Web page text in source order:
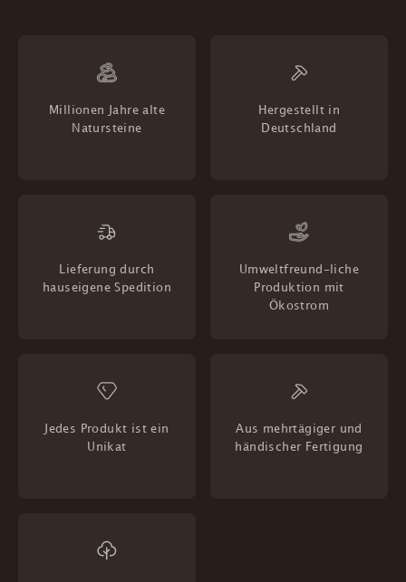
Millionen Jahre alte
Natursteine
Hergestellt in
Deutschland
Lieferung durch
hauseigene Spedition
Umweltfreund-liche
Produktion mit
Ökostrom
Jedes Produkt ist ein
Unikat
Aus mehrtägiger und
händischer Fertigung